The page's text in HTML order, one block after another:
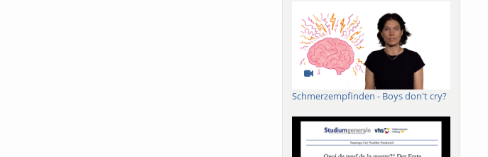
Schmerzempfinden - Boys don't cry?